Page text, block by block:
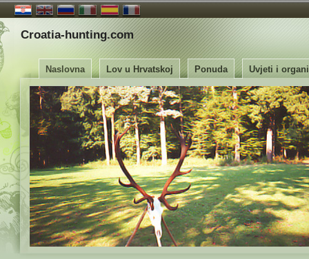
Croatia-hunting.com
Naslovna Lov u Hrvatskoj Ponuda Uvjeti i